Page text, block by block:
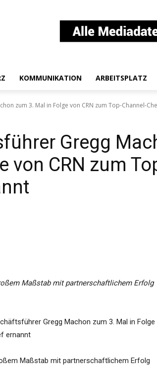
KOMMUNIKATION ARBEITSPLATZ
zum 3. Mal in Folge von CRN zum Top-Channel-
Gregg
von CRN zum
Maßstab mit partnerschaftlichem Erfolg
Gregg Machon zum 3. Mal in
ernannt
Maßstab mit partnerschaftlichem Erfolg